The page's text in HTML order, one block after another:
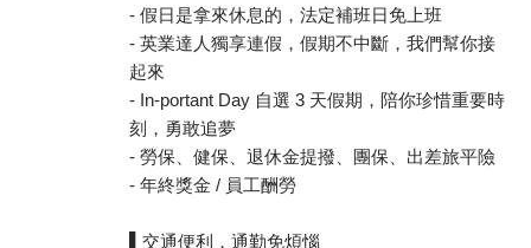
- 假日是拿來休息的，法定補班日免上班
- 英業達人獨享連假，假期不中斷，我們幫你接
起來
- In-portant Day 自選 3 天假期，陪你珍惜重要時
刻，勇敢追夢
- 勞保、健保、退休金提撥、團保、出差旅平險
- 年終獎金 / 員工酬勞
▌交通便利，通勤免煩惱